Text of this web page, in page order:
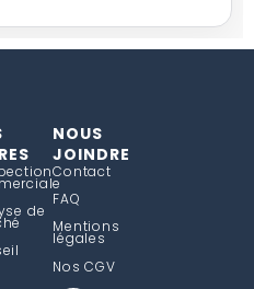
de
NOUS
JOINDRE
Contact
FAQ
Mentions
légales
Nos CGV